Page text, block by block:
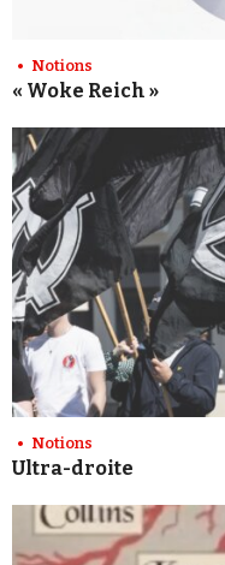
Notions
« Woke Reich »
Notions
Ultra-droite